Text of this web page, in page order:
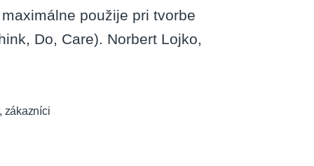
použije pri tvorbe
Do, Care). Norbert Lojko,
, zákazníci